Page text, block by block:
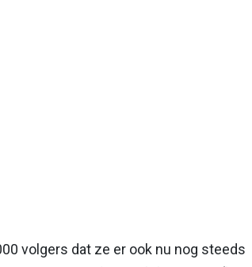
volgers dat ze er ook nu nog steeds